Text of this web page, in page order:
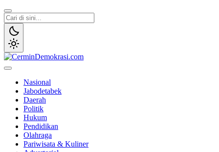
Lewati
ke
konten
Nasional
Jabodetabek
Daerah
Politik
Hukum
Pendidikan
Olahraga
Pariwisata & Kuliner